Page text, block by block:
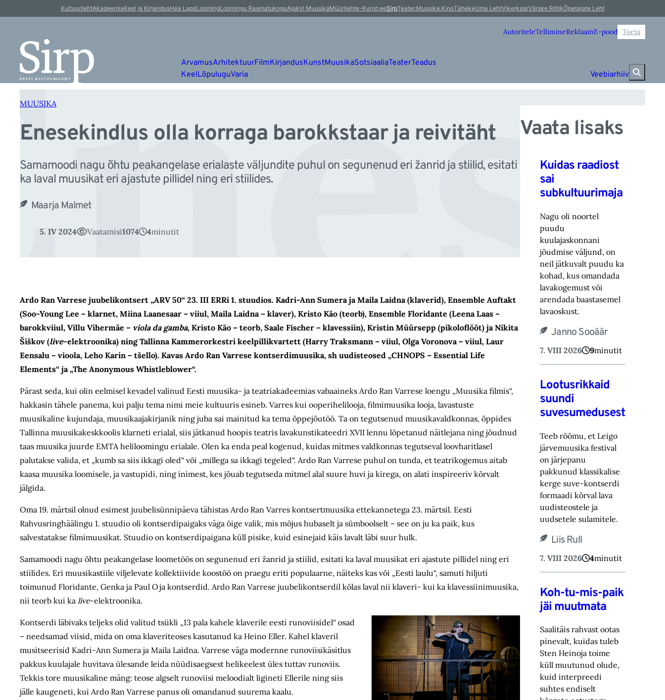
sisu
KultuurilehtAkadeemiaKeel ja KirjandusHea LapsLoomingLoomingu RaamatukoguAjakiri MuusikaMüürilehte-Kunst.eeSirpTeater.Muusika.KinoTähekeUma LehtVikerkaarVärske RõhkÕpetajate Leht
AutoriteleTellimineReklaamE-pood Toeta
ArvamusArhitektuurFilmKirjandusKunstMuusikaSotsiaaliaTeaterTeadus
KeelLõpuluguVaria Veebiarhiiv
MUUSIKA
Enesekindlus olla korraga barokkstaar ja reivitäht
Samamoodi nagu õhtu peakangelase erialaste väljundite puhul on segunenud eri žanrid ja stiilid, esitati
ka laval muusikat eri ajastute pillidel ning eri stiilides.
Maarja Malmet
5. IV 2024 Vaatamisi1074 4minutit
Ardo Ran Varrese juubelikontsert „ARV 50“ 23. III ERRi 1. stuudios. Kadri-Ann Sumera ja Maila Laidna (klaverid), Ensemble Auftakt
(Soo-Young Lee – klarnet, Miina Laanesaar – viiul, Maila Laidna – klaver), Kristo Käo (teorb), Ensemble Floridante (Leena Laas –
barokkviiul, Villu Vihermäe – viola da gamba, Kristo Käo – teorb, Saale Fischer – klavessiin), Kristin Müürsepp (pikoloflööt) ja Nikita
Šiškov (live-elektroonika) ning Tallinna Kammerorkestri keelpillikvartett (Harry Traksmann – viiul, Olga Voronova – viiul, Laur
Eensalu – vioola, Leho Karin – tšello). Kavas Ardo Ran Varrese kontserdimuusika, sh uudisteosed „CHNOPS – Essential Life
Elements“ ja „The Anonymous Whistleblower“.
Pärast seda, kui olin eelmisel kevadel valinud Eesti muusika- ja teatriakadeemias vabaaineks Ardo Ran Varrese loengu „Muusika filmis“,
hakkasin tähele panema, kui palju tema nimi meie kultuuris esineb. Varres kui ooperihelilooja, filmimuusika looja, lavastuste
muusikaline kujundaja, muusikaajakirjanik ning juba sai mainitud ka tema õppejõutöö. Ta on tegutsenud muusikavaldkonnas, õppides
Tallinna muusikakeskkoolis klarneti erialal, siis jätkanud hoopis teatris lavakunstikateedri XVII lennu lõpetanud näitlejana ning jõudnud
taas muusika juurde EMTA heliloomingu erialale. Olen ka enda peal kogenud, kuidas mitmes valdkonnas tegutseval loovharitlasel
palutakse valida, et „kumb sa siis ikkagi oled“ või „millega sa ikkagi tegeled“. Ardo Ran Varrese puhul on tunda, et teatrikogemus aitab
kaasa muusika loomisele, ja vastupidi, ning inimest, kes jõuab tegutseda mitmel alal suure huvi ja kirega, on alati inspireeriv kõrvalt
jälgida.
Oma 19. märtsil olnud esimest juubelisünnipäeva tähistas Ardo Ran Varres kontsertmuusika ettekannetega 23. märtsil. Eesti
Rahvusringhäälingu 1. stuudio oli kontserdipaigaks väga õige valik, mis mõjus hubaselt ja sümboolselt – see on ju ka paik, kus
salvestatakse filmimuusikat. Stuudio on kontserdipaigana küll pisike, kuid esinejaid käis lavalt läbi suur hulk.
Samamoodi nagu õhtu peakangelase loometöös on segunenud eri žanrid ja stiilid, esitati ka laval muusikat eri ajastute pillidel ning eri
stiilides. Eri muusikastiile viljelevate kollektiivide koostöö on praegu eriti populaarne, näiteks kas või „Eesti laulu“, samuti hiljuti
toimunud Floridante, Genka ja Paul Oja kontserdid. Ardo Ran Varrese juubelikontserdil kõlas laval nii klaveri- kui ka klavessiinimuusika,
nii teorb kui ka live-elektroonika.
Kontserdi läbivaks teljeks olid valitud tsükli „13 pala kahele klaverile eesti runoviisidel“ osad
– needsamad viisid, mida on oma klaveriteoses kasutanud ka Heino Eller. Kahel klaveril
musitseerisid Kadri-Ann Sumera ja Maila Laidna. Varrese väga modernne runoviisikäsitlus
pakkus kuulajale huvitava ülesande leida nüüdisaegsest helikeelest üles tuttav runoviis.
Tekkis tore muusikaline mäng: teose algselt runoviisi meloodialt ligineti Ellerile ning siis
jälle kaugeneti, kui Ardo Ran Varrese panus oli omandanud suurema kaalu.
Vaata lisaks
Kuidas raadiost
sai
subkultuurimaja
Nagu oli noortel
puudu
kuulajaskonnani
jõudmise väljund, on
neil jätkuvalt puudu ka
kohad, ‎kus omandada
lavakogemust või
arendada baastasemel
lavaoskust.‎
Janno Sooäär
7. VIII 2026 9minutit
Lootusrikkaid
suundi
suvesumedusest
Teeb rõõmu, et Leigo
järvemuusika festival
on järjepanu
pakkunud klassikalise
kerge suve-‎kontserdi
formaadi kõrval lava
uudisteostele ja
uudsetele sulamitele.‎
Liis Rull
7. VIII 2026 4minutit
Koh-tu-mis-paik
jäi muutmata
Saalitäis rahvast ootas
pinevalt, kuidas tuleb
Sten Heinoja toime
küll muutunud olude,
kuid ‎interpreedi
suhtes endiselt